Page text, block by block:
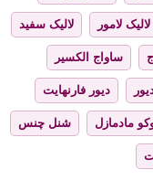
لالیک لامور لالیک سفید
ساواج الکسیر
دیور فارنهایت
مادمازل شنل چنس